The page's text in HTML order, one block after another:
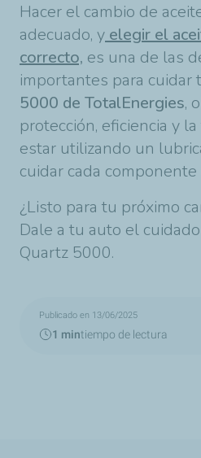
Hacer el cambio de
adecuado, y elegir el
correcto, es una de las
importantes para cuidar
5000 de TotalEnergies,
protección, eficiencia y
estar utilizando un
cuidar cada
¿Listo para tu próximo
Dale a tu auto el
Quartz 5000.
Publicado en 13/06/2025
1 mintiempo de lectura